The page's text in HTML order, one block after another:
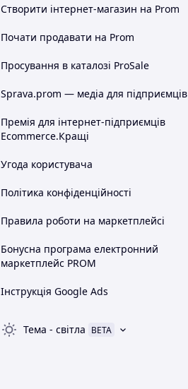
Створити інтернет-магазин на Prom
Почати продавати на Prom
Просування в каталозі ProSale
Sprava.prom — медіа для підприємців
Премія для інтернет-підприємців
Ecommerce.Кращі
Угода користувача
Політика конфіденційності
Правила роботи на маркетплейсі
Бонусна програма електронний
маркетплейс PROM
Інструкція Google Ads
Тема - світла BETA